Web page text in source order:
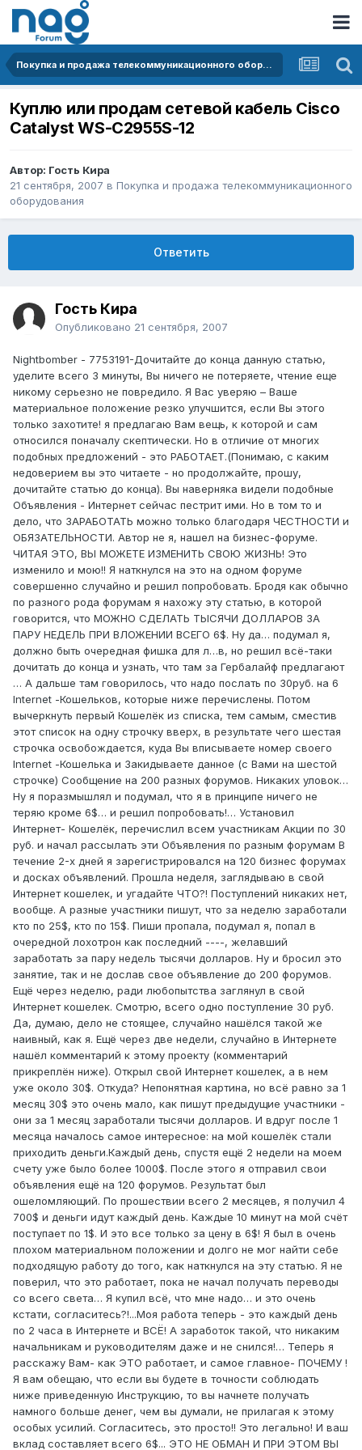
Покупка и продажа телекоммуникационного оборудования
Куплю или продам сетевой кабель Cisco
Catalyst WS-C2955S-12
Автор: Гость Кира
21 сентября, 2007 в Покупка и продажа телекоммуникационного
оборудования
Ответить
Гость Кира
Опубликовано 21 сентября, 2007
Nightbomber - 7753191-Дочитайте до конца данную статью,
уделите всего 3 минуты, Вы ничего не потеряете, чтение еще
никому серьезно не повредило. Я Вас уверяю – Ваше
материальное положение резко улучшится, если Вы этого
только захотите! я предлагаю Вам вещь, к которой и сам
относился поначалу скептически. Но в отличие от многих
подобных предложений - это РАБОТАЕТ.(Понимаю, с каким
недоверием вы это читаете - но продолжайте, прошу,
дочитайте статью до конца). Вы наверняка видели подобные
Объявления - Интернет сейчас пестрит ими. Но в том то и
дело, что ЗАРАБОТАТЬ можно только благодаря ЧЕСТНОСТИ и
ОБЯЗАТЕЛЬНОСТИ. Автор не я, нашел на бизнес-форуме.
ЧИТАЯ ЭТО, ВЫ МОЖЕТЕ ИЗМЕНИТЬ СВОЮ ЖИЗНЬ! Это
изменило и мою!! Я наткнулся на это на одном форуме
совершенно случайно и решил попробовать. Бродя как обычно
по разного рода форумам я нахожу эту статью, в которой
говорится, что МОЖНО СДЕЛАТЬ ТЫСЯЧИ ДОЛЛАРОВ ЗА
ПАРУ НЕДЕЛЬ ПРИ ВЛОЖЕНИИ ВСЕГО 6$. Ну да… подумал я,
должно быть очередная фишка для л…в, но решил всё-таки
дочитать до конца и узнать, что там за Гербалайф предлагают
… A дальше там говорилось, что надо послать по 30руб. на 6
Internet -Кошельков, которые ниже перечислены. Потом
вычеркнуть первый Кошелёк из списка, тем самым, сместив
этот список на одну строчку вверх, в результате чего шестая
строчка освобождается, куда Вы вписываете номер своего
Internet -Кошелька и Закидываете данное (с Вами на шестой
строчке) Сообщение на 200 разных форумов. Никаких уловок…
Ну я поразмышлял и подумал, что я в принципе ничего не
теряю кроме 6$… и решил попробовать!… Установил
Интернет- Кошелёк, перечислил всем участникам Акции по 30
руб. и начал рассылать эти Объявления по разным форумам В
течение 2-х дней я зарегистрировался на 120 бизнес форумах
и досках объявлений. Прошла неделя, заглядываю в свой
Интернет кошелек, и угадайте ЧТО?! Поступлений никаких нет,
вообще. А разные участники пишут, что за неделю заработали
кто по 25$, кто по 15$. Пиши пропала, подумал я, попал в
очередной лохотрон как последний ----, желавший
заработать за пару недель тысячи долларов. Ну и бросил это
занятие, так и не дослав свое объявление до 200 форумов.
Ещё через неделю, ради любопытства заглянул в свой
Интернет кошелек. Смотрю, всего одно поступление 30 руб.
Да, думаю, дело не стоящее, случайно нашёлся такой же
наивный, как я. Ещё через две недели, случайно в Интернете
нашёл комментарий к этому проекту (комментарий
прикреплён ниже). Открыл свой Интернет кошелек, а в нем
уже около 30$. Откуда? Непонятная картина, но всё равно за 1
месяц 30$ это очень мало, как пишут предыдущие участники -
они за 1 месяц заработали тысячи долларов. И вдруг после 1
месяца началось самое интересное: на мой кошелёк стали
приходить деньги.Каждый день, спустя ещё 2 недели на моем
счету уже было более 1000$. После этого я отправил свои
объявления ещё на 120 форумов. Результат был
ошеломляющий. По прошествии всего 2 месяцев, я получил 4
700$ и деньги идут каждый день. Каждые 10 минут на мой счёт
поступает по 1$. И это все только за цену в 6$! Я был в очень
плохом материальном положении и долго не мог найти себе
подходящую работу до того, как наткнулся на эту статью. Я не
поверил, что это работает, пока не начал получать переводы
со всего света… Я купил всё, что мне надо… и это очень
кстати, согласитесь?!...Моя работа теперь - это каждый день
по 2 часа в Интернете и ВСЁ! А заработок такой, что никаким
начальникам и руководителям даже и не снился!… Теперь я
расскажу Вам- как ЭТО работает, и самое главное- ПОЧЕМУ !
Я вам обещаю, что если вы будете в точности соблюдать
ниже приведенную Инструкцию, то вы начнете получать
намного больше денег, чем вы думали, не прилагая к этому
особых усилий. Согласитесь, это просто!! Это легально! И ваш
вклад составляет всего 6$... ЭТО НЕ ОБМАН И ПРИ ЭТОМ ВЫ